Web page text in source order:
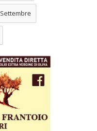
Settembre